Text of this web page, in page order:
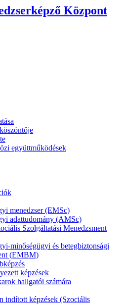
Központ
együttműködések
menedzser (EMSc)
adattudomány (AMSc)
Szolgáltatási Menedzsment
minőségügyi és betegbiztonsági
(EMBM)
képzések
hallgatói számára
indított képzések (Szociális